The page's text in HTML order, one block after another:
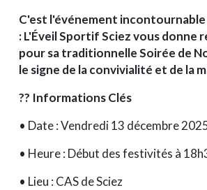
C'est l'événement incontournable
: L'Éveil Sportif Sciez vous donne
pour sa traditionnelle Soirée de
le signe de la convivialité et de la
?? Informations Clés
• Date :Vendredi 13 décembre
• Heure : Début des festivités à
• Lieu : CAS de Sciez